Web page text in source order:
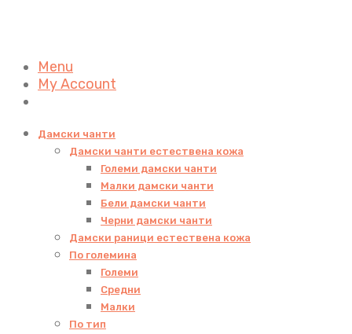
Menu
My Account
Дамски чанти
Дамски чанти естествена кожа
Големи дамски чанти
Малки дамски чанти
Бели дамски чанти
Черни дамски чанти
Дамски раници естествена кожа
По големина
Големи
Средни
Малки
По тип